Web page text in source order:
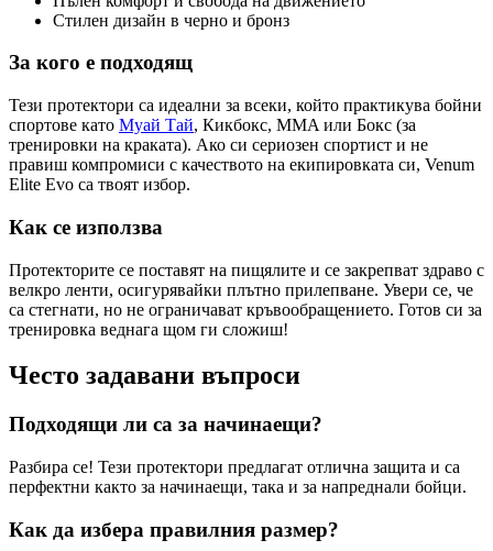
Стилен дизайн в черно и бронз
За кого е подходящ
Тези протектори са идеални за всеки, който практикува бойни
спортове като Муай Тай, Кикбокс, MMA или Бокс (за
тренировки на краката). Ако си сериозен спортист и не
правиш компромиси с качеството на екипировката си, Venum
Elite Evo са твоят избор.
Как се използва
Протекторите се поставят на пищялите и се закрепват здраво с
велкро ленти, осигурявайки плътно прилепване. Увери се, че
са стегнати, но не ограничават кръвообращението. Готов си за
тренировка веднага щом ги сложиш!
Често задавани въпроси
Подходящи ли са за начинаещи?
Разбира се! Тези протектори предлагат отлична защита и са
перфектни както за начинаещи, така и за напреднали бойци.
Как да избера правилния размер?